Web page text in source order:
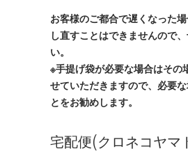
お客様のご都合で遅くなった
し直すことはできませんので
い。
※手提げ袋が必要な場合はその
せていただきますので、必要
とをお勧めします。
宅配便(クロネコヤマ